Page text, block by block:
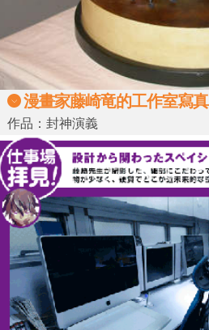
漫畫家藤崎竜的工作室寫真
作品：封神演義